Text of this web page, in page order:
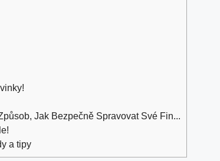
Jak Bezpečně Spravovat Své Fin...
a tipy